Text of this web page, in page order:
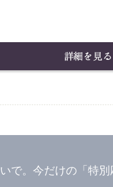
で。今だけの「特